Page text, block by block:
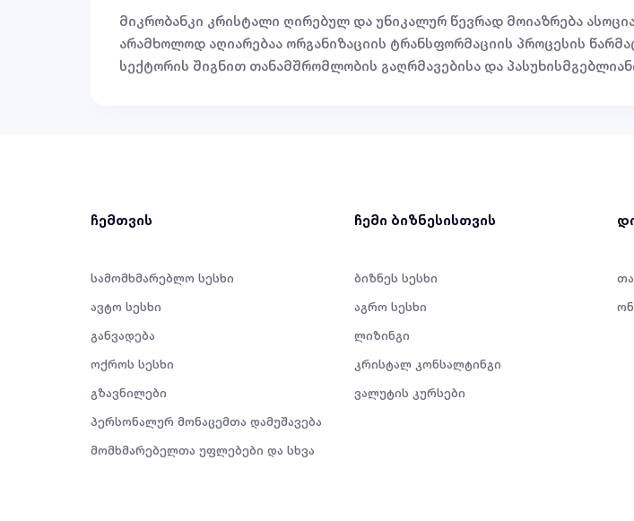
მიკრობანკი კრისტალი ღირებულ და უნიკალურ წევრად მოიაზრება
არამხოლოდ აღიარებაა ორგანიზაციის ტრანსფორმაციის პროცესის
სექტორის შიგნით თანამშრომლობის გაღრმავებისა და
ჩემთვის
სამომხმარებლო სესხი
ავტო სესხი
განვადება
ოქროს სესხი
გზავნილები
პერსონალურ მონაცემთა დამუშავება
მომხმარებელთა უფლებები და სხვა
ჩემი ბიზნესისთვის
ბიზნეს სესხი
აგრო სესხი
ლიზინგი
კრისტალ კონსალტინგი
ვალუტის კურსები